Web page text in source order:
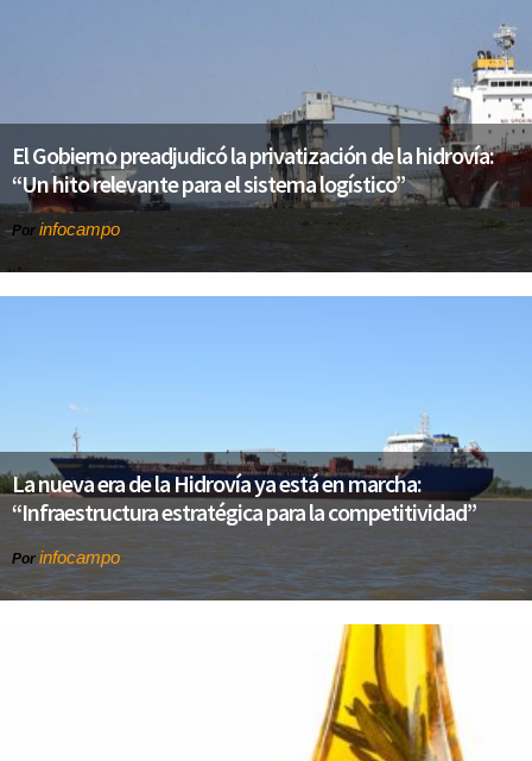
El Gobierno preadjudicó la privatización de la hidrovía:
“Un hito relevante para el sistema logístico”
Por infocampo
La nueva era de la Hidrovía ya está en marcha:
“Infraestructura estratégica para la competitividad”
Por infocampo